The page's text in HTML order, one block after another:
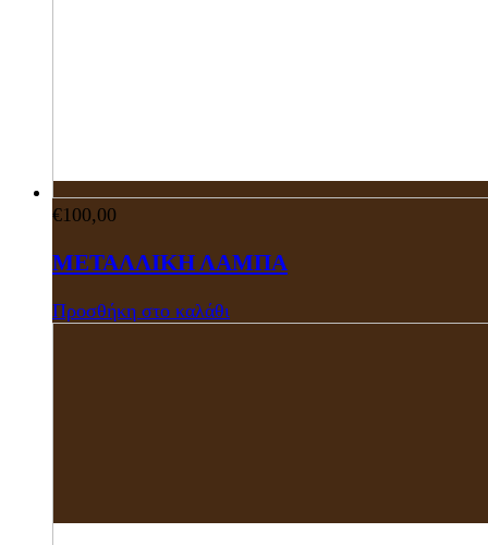
€100,00
ΜΕΤΑΛΛΙΚΗ ΛΑΜΠΑ
Προσθήκη στο καλάθι